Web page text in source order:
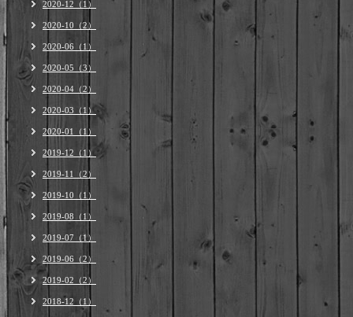
2020-12（1）
2020-10（2）
2020-06（1）
2020-05（3）
2020-04（2）
2020-03（1）
2020-01（1）
2019-12（1）
2019-11（2）
2019-10（1）
2019-08（1）
2019-07（1）
2019-06（2）
2019-02（2）
2018-12（1）